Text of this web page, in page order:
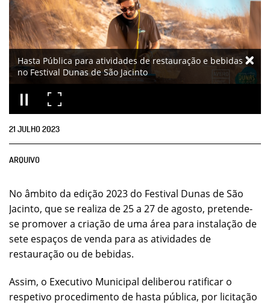
Hasta Pública para atividades de restauração e bebidas
no Festival Dunas de São Jacinto
21 JULHO2023
ARQUIVO
No âmbito da edição 2023 do Festival Dunas de São
Jacinto, que se realiza de 25 a 27 de agosto, pretende-
se promover a criação de uma área para instalação de
sete espaços de venda para as atividades de
restauração ou de bebidas.
Assim, o Executivo Municipal deliberou ratificar o
respetivo procedimento de hasta pública, por licitação